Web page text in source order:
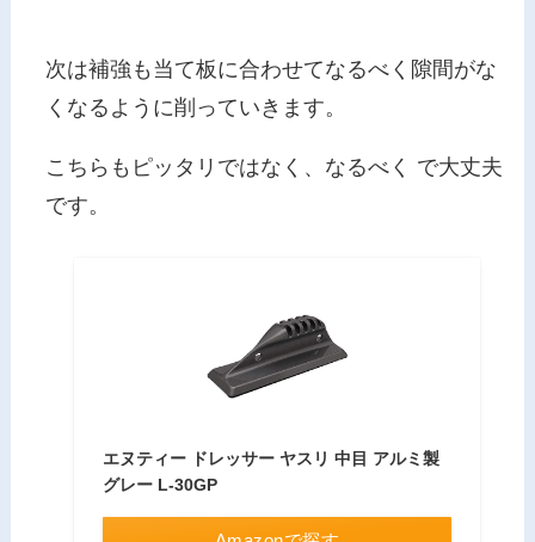
次は補強も当て板に合わせてなるべく隙間がな
くなるように削っていきます。
こちらもピッタリではなく、なるべく で大丈夫
です。
エヌティー ドレッサー ヤスリ 中目 アルミ製
グレー L-30GP